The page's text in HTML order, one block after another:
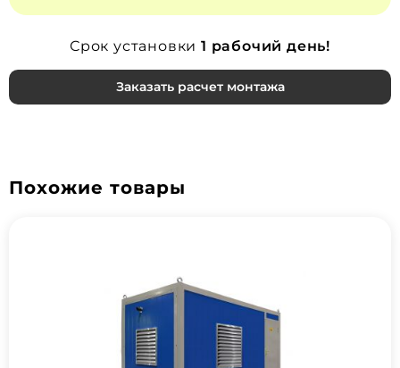
Срок установки 1 рабочий день!
Заказать расчет монтажа
Похожие товары